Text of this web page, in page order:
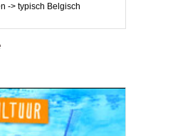
-> typisch Belgisch